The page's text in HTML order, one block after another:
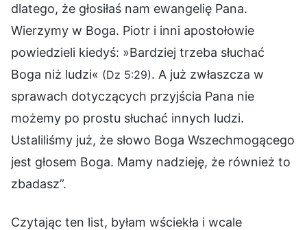
dlatego, że głosiłaś nam ewangelię Pana.
Wierzymy w Boga. Piotr i inni apostołowie
powiedzieli kiedyś: »Bardziej trzeba słuchać
Boga niż ludzi« (Dz 5:29). A już zwłaszcza w
sprawach dotyczących przyjścia Pana nie
możemy po prostu słuchać innych ludzi.
Ustaliliśmy już, że słowo Boga Wszechmogącego
jest głosem Boga. Mamy nadzieję, że również to
zbadasz”.
Czytając ten list, byłam wściekła i wcale